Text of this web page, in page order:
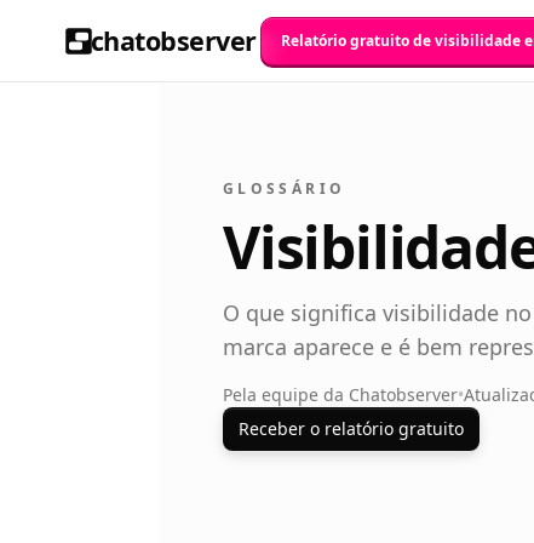
chatobserver Relatório gratuito de visibilidade
GLOSSÁRIO
O que significa visibilidade
marca aparece e é bem
Pela equipe da Chatobserver•
Receber o relatório gratuito